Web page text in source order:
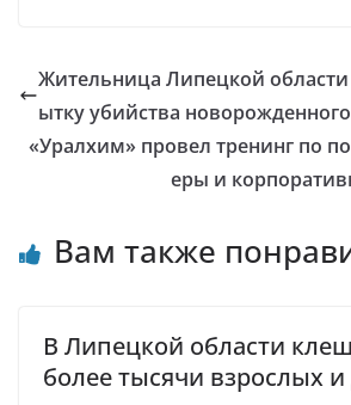
Жительница Липецкой области
ытку убийства новорожденного
«Уралхим» провел тренинг по
еры и
Вам также
В Липецкой области
более тысячи взрослых и